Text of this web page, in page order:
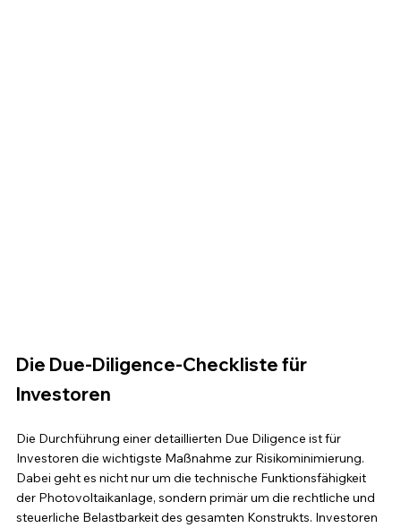
Die Due-Diligence-Checkliste für
Investoren
Die Durchführung einer detaillierten Due Diligence ist für
Investoren die wichtigste Maßnahme zur Risikominimierung.
Dabei geht es nicht nur um die technische Funktionsfähigkeit
der Photovoltaikanlage, sondern primär um die rechtliche und
steuerliche Belastbarkeit des gesamten Konstrukts. Investoren